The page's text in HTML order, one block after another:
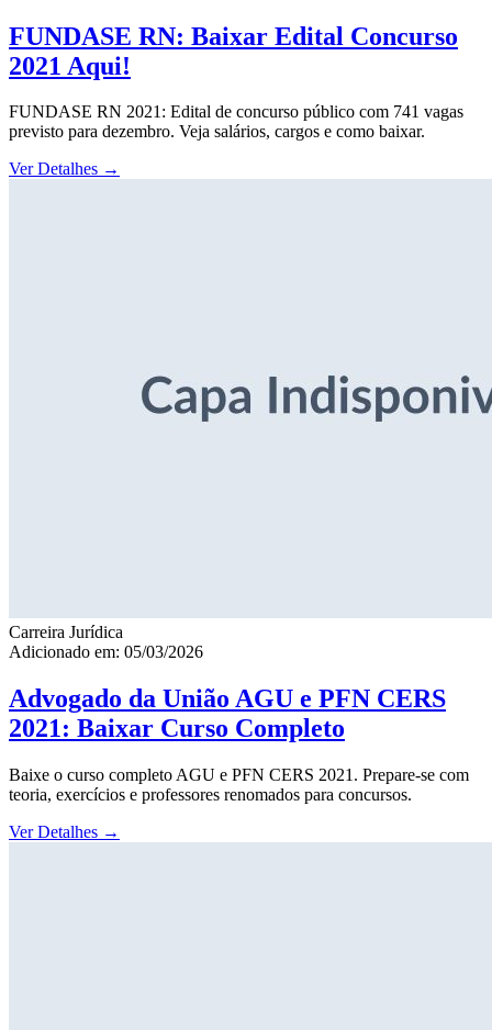
FUNDASE RN: Baixar Edital Concurso
2021 Aqui!
FUNDASE RN 2021: Edital de concurso público com 741 vagas
previsto para dezembro. Veja salários, cargos e como baixar.
Ver Detalhes →
Carreira Jurídica
Adicionado em: 05/03/2026
Advogado da União AGU e PFN CERS
2021: Baixar Curso Completo
Baixe o curso completo AGU e PFN CERS 2021. Prepare-se com
teoria, exercícios e professores renomados para concursos.
Ver Detalhes →